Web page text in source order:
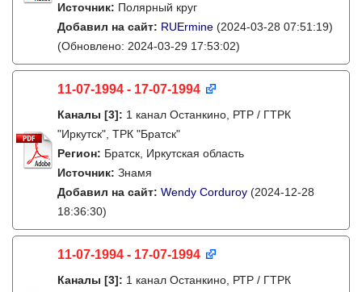
Источник: Полярный круг
Добавил на сайт: RUErmine (2024-03-28 07:51:19)
(Обновлено: 2024-03-29 17:53:02)
11-07-1994 - 17-07-1994
Каналы [3]: 1 канал Останкино, РТР / ГТРК
"Иркутск", ТРК "Братск"
Регион: Братск, Иркутская область
Источник: Знамя
Добавил на сайт: Wendy Corduroy (2024-12-28
18:36:30)
11-07-1994 - 17-07-1994
Каналы [3]: 1 канал Останкино, РТР / ГТРК